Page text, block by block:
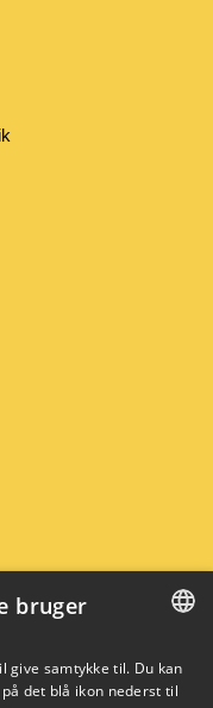
DANISH
bruger
give samtykke til. Du kan
det blå ikon nederst til